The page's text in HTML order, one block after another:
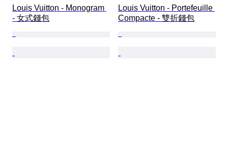
Louis Vuitton - Monogram
- 女式錢包
Louis Vuitton - Portefeuille
Compacte - 雙折錢包